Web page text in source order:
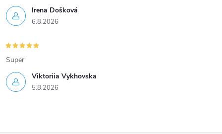
Irena Došková
6.8.2026
Viktoriia Vykhovska
5.8.2026
Super